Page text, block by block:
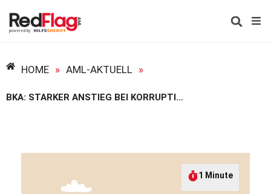
HOME » AML-AKTUELL »
BKA: STARKER ANSTIEG BEI KOR­RUP­TI­ONSS­TRAF­TA­TEN
1 Minute